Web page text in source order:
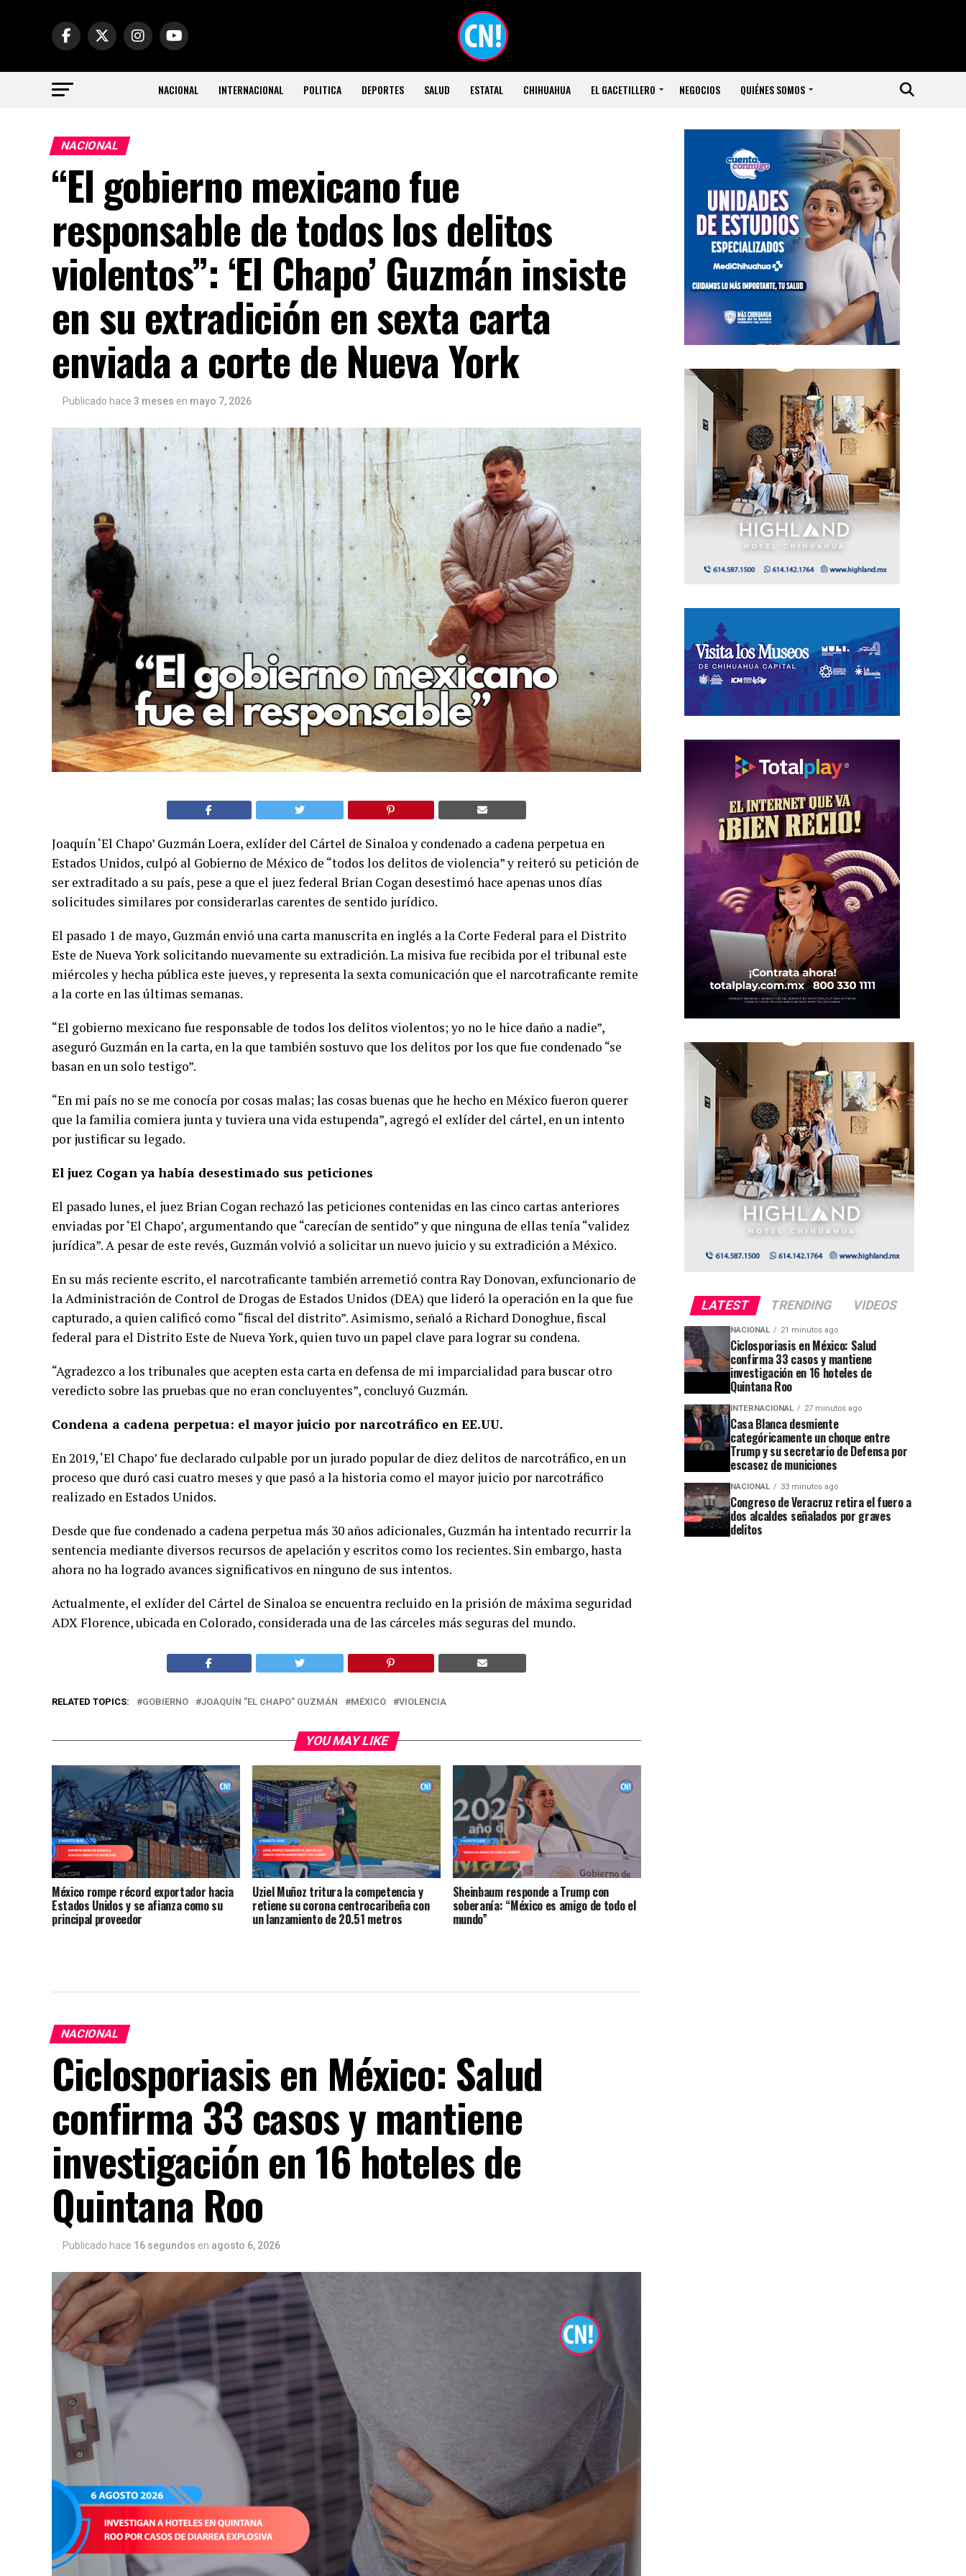
NACIONAL INTERNACIONAL POLITICA DEPORTES SALUD ESTATAL CHIHUAHUA EL GACETILLERO NEGOCIOS QUIÉNES SOMOS
NACIONAL
“El gobierno mexicano fue
responsable de todos los delitos
violentos”: ‘El Chapo’ Guzmán insiste
en su extradición en sexta carta
enviada a corte de Nueva York
Publicado hace 3 meses en mayo 7, 2026
Joaquín ‘El Chapo’ Guzmán Loera, exlíder del Cártel de Sinaloa y condenado a cadena perpetua en
Estados Unidos, culpó al Gobierno de México de “todos los delitos de violencia” y reiteró su petición de
ser extraditado a su país, pese a que el juez federal Brian Cogan desestimó hace apenas unos días
solicitudes similares por considerarlas carentes de sentido jurídico.
El pasado 1 de mayo, Guzmán envió una carta manuscrita en inglés a la Corte Federal para el Distrito
Este de Nueva York solicitando nuevamente su extradición. La misiva fue recibida por el tribunal este
miércoles y hecha pública este jueves, y representa la sexta comunicación que el narcotraficante remite
a la corte en las últimas semanas.
“El gobierno mexicano fue responsable de todos los delitos violentos; yo no le hice daño a nadie”,
aseguró Guzmán en la carta, en la que también sostuvo que los delitos por los que fue condenado “se
basan en un solo testigo”.
“En mi país no se me conocía por cosas malas; las cosas buenas que he hecho en México fueron querer
que la familia comiera junta y tuviera una vida estupenda”, agregó el exlíder del cártel, en un intento
por justificar su legado.
El juez Cogan ya había desestimado sus peticiones
El pasado lunes, el juez Brian Cogan rechazó las peticiones contenidas en las cinco cartas anteriores
enviadas por ‘El Chapo’, argumentando que “carecían de sentido” y que ninguna de ellas tenía “validez
jurídica”. A pesar de este revés, Guzmán volvió a solicitar un nuevo juicio y su extradición a México.
En su más reciente escrito, el narcotraficante también arremetió contra Ray Donovan, exfuncionario de
la Administración de Control de Drogas de Estados Unidos (DEA) que lideró la operación en la que fue
capturado, a quien calificó como “fiscal del distrito”. Asimismo, señaló a Richard Donoghue, fiscal
federal para el Distrito Este de Nueva York, quien tuvo un papel clave para lograr su condena.
“Agradezco a los tribunales que acepten esta carta en defensa de mi imparcialidad para buscar otro
veredicto sobre las pruebas que no eran concluyentes”, concluyó Guzmán.
Condena a cadena perpetua: el mayor juicio por narcotráfico en EE.UU.
En 2019, ‘El Chapo’ fue declarado culpable por un jurado popular de diez delitos de narcotráfico, en un
proceso que duró casi cuatro meses y que pasó a la historia como el mayor juicio por narcotráfico
realizado en Estados Unidos.
Desde que fue condenado a cadena perpetua más 30 años adicionales, Guzmán ha intentado recurrir la
sentencia mediante diversos recursos de apelación y escritos como los recientes. Sin embargo, hasta
ahora no ha logrado avances significativos en ninguno de sus intentos.
Actualmente, el exlíder del Cártel de Sinaloa se encuentra recluido en la prisión de máxima seguridad
ADX Florence, ubicada en Colorado, considerada una de las cárceles más seguras del mundo.
RELATED TOPICS: GOBIERNO JOAQUÍN "EL CHAPO" GUZMÁN MÉXICO VIOLENCIA
YOU MAY LIKE
México rompe récord exportador hacia
Estados Unidos y se afianza como su
principal proveedor
Uziel Muñoz tritura la competencia y
retiene su corona centrocaribeña con
un lanzamiento de 20.51 metros
Sheinbaum responde a Trump con
soberanía: “México es amigo de todo el
mundo”
NACIONAL
Ciclosporiasis en México: Salud
confirma 33 casos y mantiene
investigación en 16 hoteles de
Quintana Roo
Publicado hace 16 segundos en agosto 6, 2026
LATEST TRENDING VIDEOS
NACIONAL 21 minutos ago
Ciclosporiasis en México: Salud
confirma 33 casos y mantiene
investigación en 16 hoteles de
Quintana Roo
INTERNACIONAL 27 minutos ago
Casa Blanca desmiente
categóricamente un choque entre
Trump y su secretario de Defensa por
escasez de municiones
NACIONAL 33 minutos ago
Congreso de Veracruz retira el fuero a
dos alcaldes señalados por graves
delitos